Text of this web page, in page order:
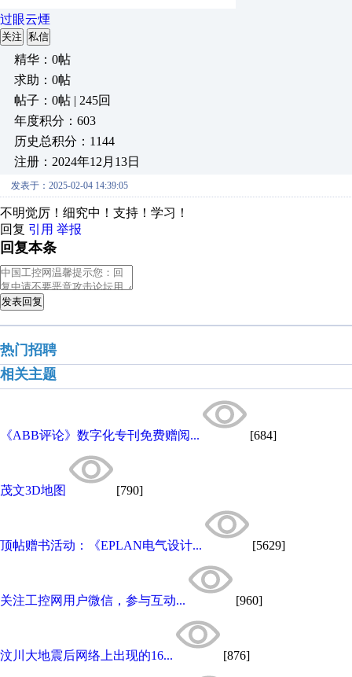
过眼云煙
关注 私信
精华：0帖
求助：0帖
帖子：0帖 | 245回
年度积分：603
历史总积分：1144
注册：2024年12月13日
发表于：2025-02-04 14:39:05
不明觉厉！细究中！支持！学习！
回复 引用 举报
回复本条
发表回复
热门招聘
相关主题
《ABB评论》数字化专刊免费赠阅... [684]
茂文3D地图 [790]
顶帖赠书活动：《EPLAN电气设计... [5629]
关注工控网用户微信，参与互动... [960]
汶川大地震后网络上出现的16... [876]